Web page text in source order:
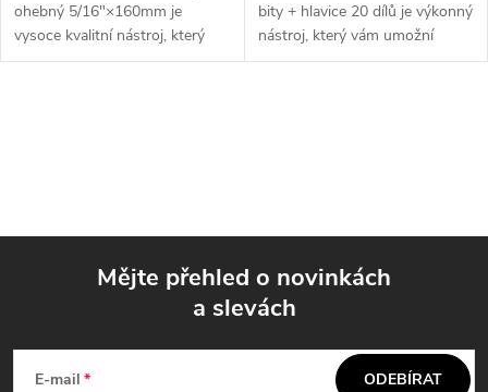
ohebný 5/16"×160mm je
vysoce kvalitní nástroj, který
vám umožní snadno a efektivně
bity + hlavice 20 dílů je výkonný
nástroj, který vám umožní
snadno a efektivně pracovat s
a
Mějte přehled o novinkách
a slevách
E-mail ODEBÍRAT